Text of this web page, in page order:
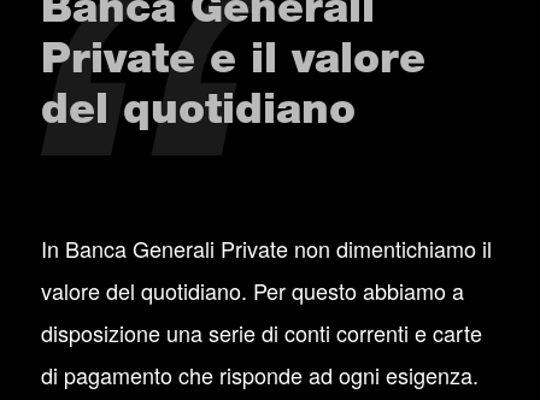
Private e il valore
del quotidiano
In Banca Generali Private non dimentichiamo il
valore del quotidiano. Per questo abbiamo a
disposizione una serie di conti correnti e carte
di pagamento che risponde ad ogni esigenza.